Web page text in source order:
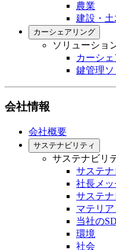
農業
建設・土
カーシェアリング
ソリューショ
カーシ
鍵管理
会社情報
会社概要
サステナビリティ
サステナビリ
サステ
社長メ
サステナ
マテリア
当社の
環境
社会